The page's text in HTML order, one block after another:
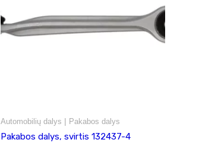
Automobilių dalys | Pakabos dalys
Pakabos dalys, svirtis 132437-4